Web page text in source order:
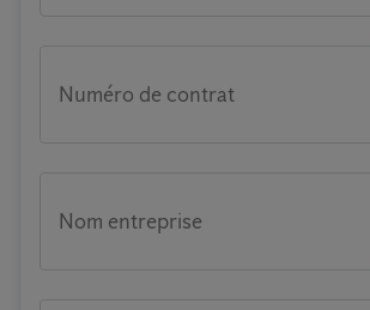
Numéro de contrat
Nom entreprise